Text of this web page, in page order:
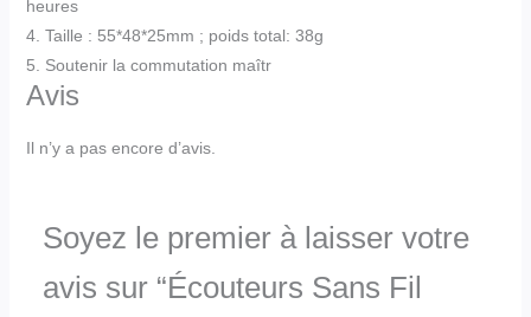
heures
4. Taille : 55*48*25mm ; poids total: 38g
5. Soutenir la commutation maîtr
Avis
Il n’y a pas encore d’avis.
Soyez le premier à laisser votre
avis sur “Écouteurs Sans Fil